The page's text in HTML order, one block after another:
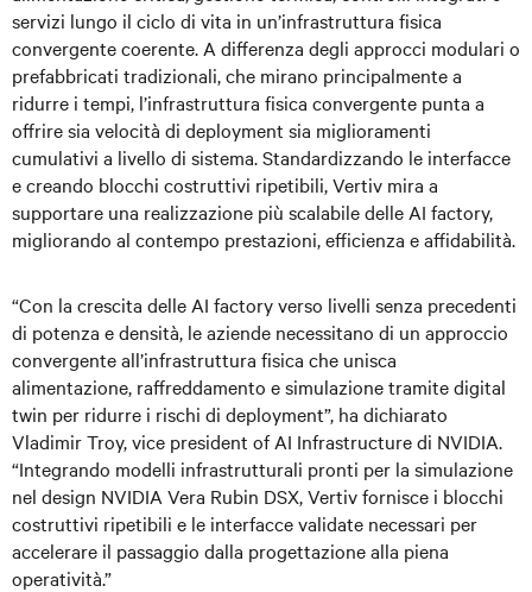
servizi lungo il ciclo di vita in un’infrastruttura fisica
convergente coerente. A differenza degli approcci modulari o
prefabbricati tradizionali, che mirano principalmente a
ridurre i tempi, l’infrastruttura fisica convergente punta a
offrire sia velocità di deployment sia miglioramenti
cumulativi a livello di sistema. Standardizzando le interfacce
e creando blocchi costruttivi ripetibili, Vertiv mira a
supportare una realizzazione più scalabile delle AI factory,
migliorando al contempo prestazioni, efficienza e affidabilità.
“Con la crescita delle AI factory verso livelli senza precedenti
di potenza e densità, le aziende necessitano di un approccio
convergente all’infrastruttura fisica che unisca
alimentazione, raffreddamento e simulazione tramite digital
twin per ridurre i rischi di deployment”, ha dichiarato
Vladimir Troy, vice president of AI Infrastructure di NVIDIA.
“Integrando modelli infrastrutturali pronti per la simulazione
nel design NVIDIA Vera Rubin DSX, Vertiv fornisce i blocchi
costruttivi ripetibili e le interfacce validate necessari per
accelerare il passaggio dalla progettazione alla piena
operatività.”